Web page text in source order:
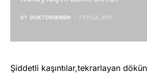
BY DOKTORSENSIN 7 EYLÜL 2011
Şiddetli kaşıntılar,tekrarlayan